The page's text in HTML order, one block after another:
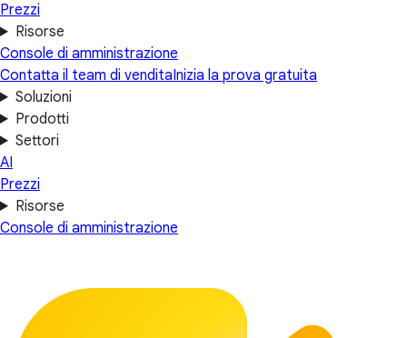
Prezzi
Risorse
Console di amministrazione
Contatta il team di venditaInizia la prova gratuita
Soluzioni
Prodotti
Settori
AI
Prezzi
Risorse
Console di amministrazione